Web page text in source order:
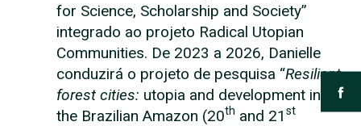
for Science, Scholarship and Society”
integrado ao projeto Radical Utopian
Communities. De 2023 a 2026, Danielle
conduzirá o projeto de pesquisa “Resilient
forest cities: utopia and development in
the Brazilian Amazon (20th and 21 st